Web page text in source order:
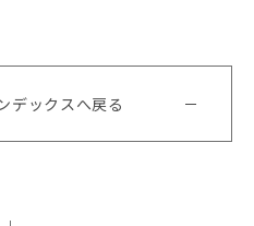
デックスへ戻る